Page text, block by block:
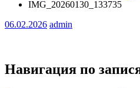
IMG_20260130_133735
06.02.2026 admin
Навигация по